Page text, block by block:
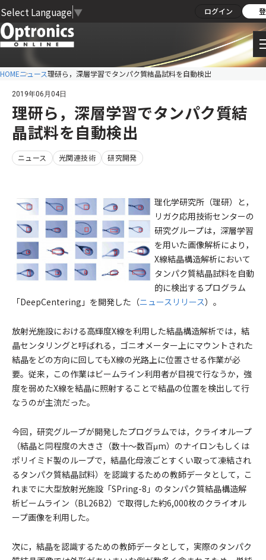
Select Language ▼ ログイン
HOMEニュース理研ら，深層学習でタンパク質結晶試料を自動検出
2019年06月04日
理研ら，深層学習でタンパク質結
晶試料を自動検出
ニュース 光関連技術 研究開発
理化学研究所（理研）と，
リガク応用技術センターの
研究グループは，深層学習
を用いた画像解析により，
X線結晶構造解析において
タンパク質結晶試料を自動
的に検出するプログラム
「DeepCentering」を開発した（ニュースリリース）。
放射光施設における高輝度X線を利用した結晶構造解析では，結
晶センタリングと呼ばれる，ゴニオメーター上にマウントされた
結晶をどの方向に回してもX線の光路上に位置させる作業が必
要。従来，この作業はビームライン利用者が目視で行なうか，強
度を弱めたX線を結晶に照射することで結晶の位置を検出して行
なうのが主流だった。
今回，研究グループが開発したプログラムでは，クライオループ
（結晶と同程度の大きさ（数十～数百μm）のナイロンもしくは
ポリイミド製のループで，結晶化母液ごとすくい取って凍結され
るタンパク質結晶試料）を認識するための教師データとして，こ
れまでに大型放射光施設「SPring-8」のタンパク質結晶構造解
析ビームライン（BL26B2）で取得した約6,000枚のクライオル
ープ画像を利用した。
次に，結晶を認識するための教師データとして，実際のタンパク